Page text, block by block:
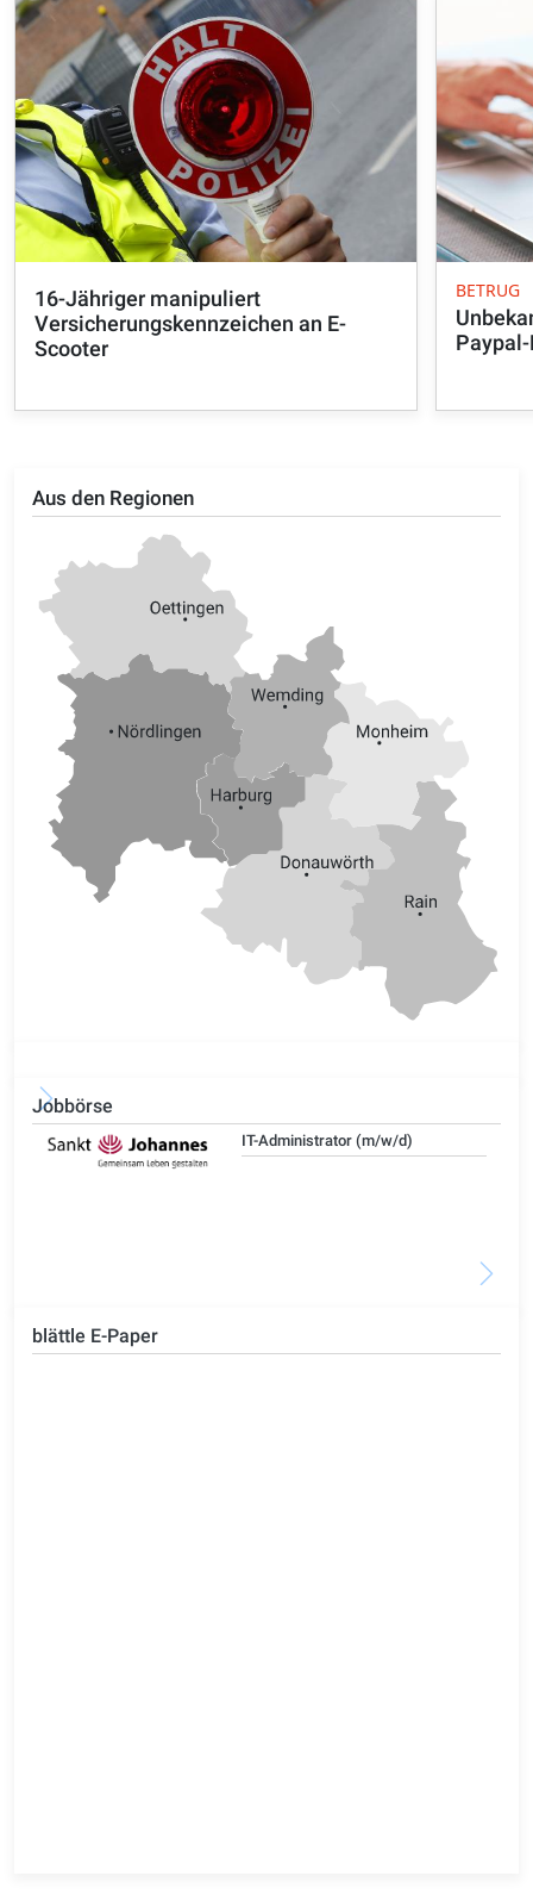
Aus den Regionen
Jobbörse
IT-Administrator (m/w/d)
blättle E-Paper
16-Jähriger manipuliert
Versicherungskennzeichen an E-
Scooter
BETRUG